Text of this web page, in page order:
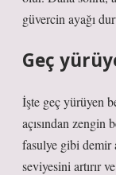
güvercin ayağı
Geç
İşte geç yürüyen
açısından zengin
fasulye gibi demir
seviyesini artırır